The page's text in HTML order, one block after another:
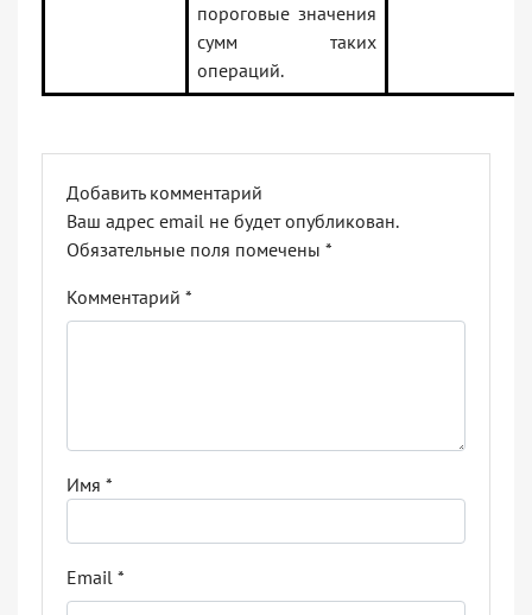
пороговые значения
сумм таких
операций.
Добавить комментарий
Ваш адрес email не будет опубликован.
Обязательные поля помечены *
Комментарий *
Имя *
Email *